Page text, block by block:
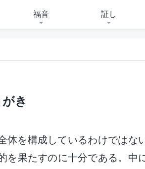
福音 証し
き
体を構成しているわけではな
を果たすのに十分である。中